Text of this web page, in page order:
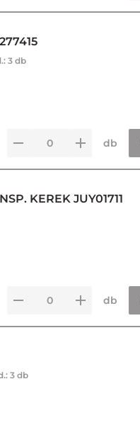
3 db
db
KEREK JUY01711
db
3 db